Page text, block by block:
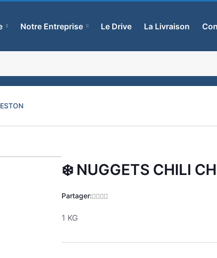
Notre Entreprise Le Drive La Livraison
Zoom❄️ NUGGETS CHILI
Partager:
1 KG